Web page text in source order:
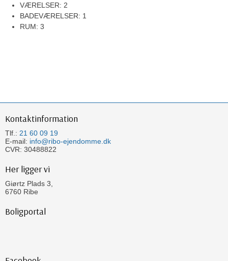
VÆRELSER: 2
BADEVÆRELSER: 1
RUM: 3
Kontakt​information​
Tlf.: 21 60 09 19
E-mail: info@ribo-ejendomme.dk
CVR: 30488822​
Her ligger vi​
Giørtz Plads 3,
6760 Ribe​
Boligportal​​